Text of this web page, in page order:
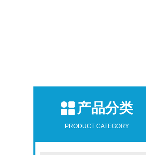
产品分类
PRODUCT CATEGORY